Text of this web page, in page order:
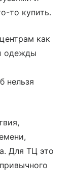
то купить.
как
одежды
нельзя
Для ТЦ это